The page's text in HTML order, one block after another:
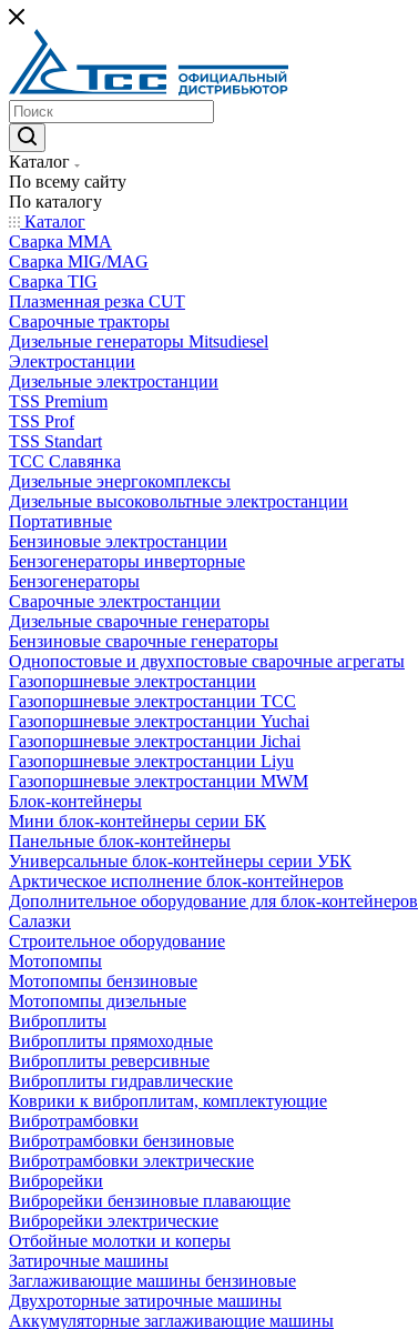
Каталог
По всему сайту
По каталогу
Каталог
Сварка MMA
Сварка MIG/MAG
Сварка TIG
Плазменная резка CUT
Сварочные тракторы
Дизельные генераторы Mitsudiesel
Электростанции
Дизельные электростанции
TSS Premium
TSS Prof
TSS Standart
ТСС Славянка
Дизельные энергокомплексы
Дизельные высоковольтные электростанции
Портативные
Бензиновые электростанции
Бензогенераторы инверторные
Бензогенераторы
Сварочные электростанции
Дизельные сварочные генераторы
Бензиновые сварочные генераторы
Однопостовые и двухпостовые сварочные агрегаты
Газопоршневые электростанции
Газопоршневые электростанции ТСС
Газопоршневые электростанции Yuchai
Газопоршневые электростанции Jichai
Газопоршневые электростанции Liyu
Газопоршневые электростанции MWM
Блок-контейнеры
Мини блок-контейнеры серии БК
Панельные блок-контейнеры
Универсальные блок-контейнеры серии УБК
Арктическое исполнение блок-контейнеров
Дополнительное оборудование для блок-контейнеров
Салазки
Строительное оборудование
Мотопомпы
Мотопомпы бензиновые
Мотопомпы дизельные
Виброплиты
Виброплиты прямоходные
Виброплиты реверсивные
Виброплиты гидравлические
Коврики к виброплитам, комплектующие
Вибротрамбовки
Вибротрамбовки бензиновые
Вибротрамбовки электрические
Виброрейки
Виброрейки бензиновые плавающие
Виброрейки электрические
Отбойные молотки и коперы
Затирочные машины
Заглаживающие машины бензиновые
Двухроторные затирочные машины
Аккумуляторные заглаживающие машины